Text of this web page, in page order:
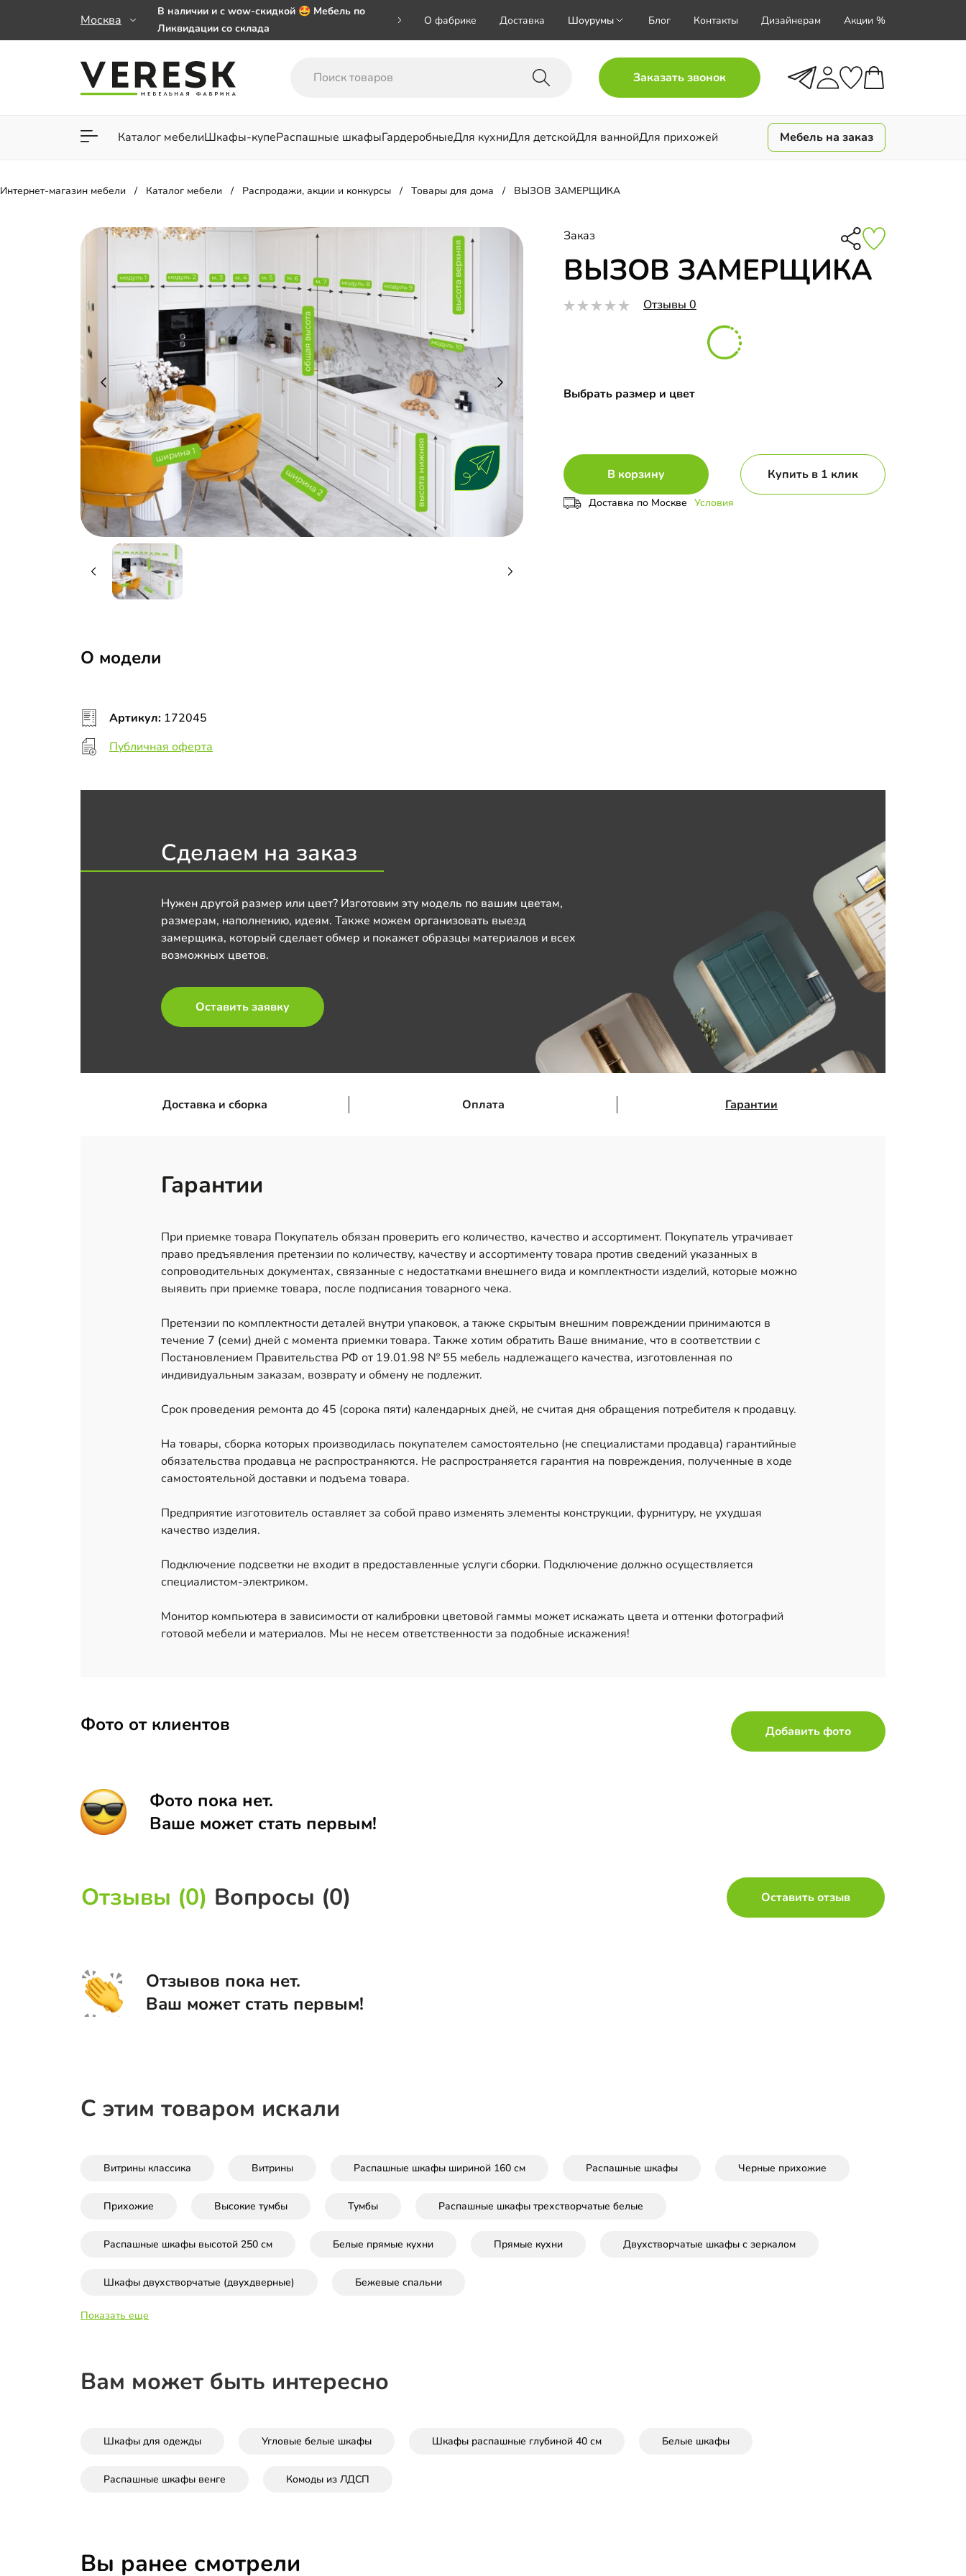
Москва
В наличии и с wow-скидкой 🤩 Мебель по
Ликвидации со склада
заказе от 50 000 ₽
Важно! Наш Whatsapp переехал на номер
О фабрике Доставка Шоурумы Блог Контакты Дизайнерам Акции %
Заказать звонок
Каталог мебелиШкафы-купеРаспашные шкафыГардеробныеДля кухниДля детскойДля ваннойДля прихожей
Для гостиной
Мебель на заказ
Интернет-магазин мебели Каталог мебели Распродажи, акции и конкурсы Товары для дома ВЫЗОВ ЗАМЕРЩИКА
Заказ
ВЫЗОВ ЗАМЕРЩИКА
Отзывы 0
Выбрать размер и цвет
В корзину Купить в 1 клик
Доставка по Москве Условия
О модели
Артикул: 172045
Публичная оферта
Сделаем на заказ
Нужен другой размер или цвет? Изготовим эту модель по вашим цветам,
размерам, наполнению, идеям. Также можем организовать выезд
замерщика, который сделает обмер и покажет образцы материалов и всех
возможных цветов.
Оставить заявку
Доставка и сборка Оплата Гарантии
Гарантии
При приемке товара Покупатель обязан проверить его количество, качество и ассортимент. Покупатель утрачивает
право предъявления претензии по количеству, качеству и ассортименту товара против сведений указанных в
сопроводительных документах, связанные с недостатками внешнего вида и комплектности изделий, которые можно
выявить при приемке товара, после подписания товарного чека.
Претензии по комплектности деталей внутри упаковок, а также скрытым внешним повреждении принимаются в
течение 7 (семи) дней с момента приемки товара. Также хотим обратить Ваше внимание, что в соответствии с
Постановлением Правительства РФ от 19.01.98 № 55 мебель надлежащего качества, изготовленная по
индивидуальным заказам, возврату и обмену не подлежит.
Срок проведения ремонта до 45 (сорока пяти) календарных дней, не считая дня обращения потребителя к продавцу.
На товары, сборка которых производилась покупателем самостоятельно (не специалистами продавца) гарантийные
обязательства продавца не распространяются. Не распространяется гарантия на повреждения, полученные в ходе
самостоятельной доставки и подъема товара.
Предприятие изготовитель оставляет за собой право изменять элементы конструкции, фурнитуру, не ухудшая
качество изделия.
Подключение подсветки не входит в предоставленные услуги сборки. Подключение должно осуществляется
специалистом-электриком.
Монитор компьютера в зависимости от калибровки цветовой гаммы может искажать цвета и оттенки фотографий
готовой мебели и материалов. Мы не несем ответственности за подобные искажения!
Фото от клиентов
Фото пока нет.
Ваше может стать первым!
Добавить фото
Отзывы (0) Вопросы (0) Оставить отзыв
Отзывов пока нет.
Ваш может стать первым!
С этим товаром искали
Витрины классика Витрины Распашные шкафы шириной 160 см Распашные шкафы Черные прихожие
Прихожие Высокие тумбы Тумбы Распашные шкафы трехстворчатые белые
Распашные шкафы высотой 250 см Белые прямые кухни Прямые кухни Двухстворчатые шкафы с зеркалом
Шкафы двухстворчатые (двухдверные) Бежевые спальни
Показать еще
Вам может быть интересно
Шкафы для одежды Угловые белые шкафы Шкафы распашные глубиной 40 см Белые шкафы
Распашные шкафы венге Комоды из ЛДСП
Вы ранее смотрели